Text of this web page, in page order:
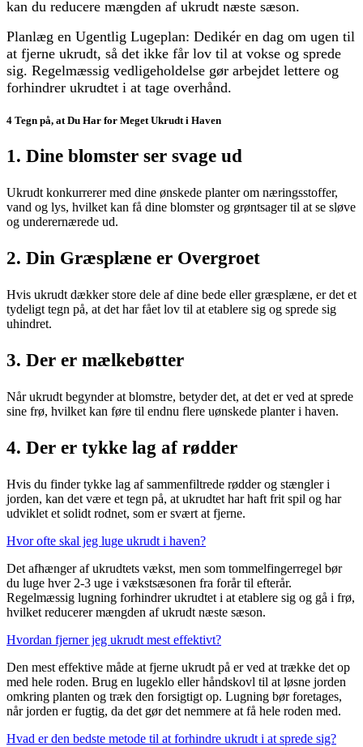
kan du reducere mængden af ukrudt næste sæson.
Planlæg en Ugentlig Lugeplan: Dedikér en dag om ugen til
at fjerne ukrudt, så det ikke får lov til at vokse og sprede
sig. Regelmæssig vedligeholdelse gør arbejdet lettere og
forhindrer ukrudtet i at tage overhånd.
4 Tegn på, at Du Har for Meget Ukrudt i Haven
1. Dine blomster ser svage ud
Ukrudt konkurrerer med dine ønskede planter om næringsstoffer,
vand og lys, hvilket kan få dine blomster og grøntsager til at se sløve
og underernærede ud.
2. Din Græsplæne er Overgroet
Hvis ukrudt dækker store dele af dine bede eller græsplæne, er det et
tydeligt tegn på, at det har fået lov til at etablere sig og sprede sig
uhindret.
3. Der er mælkebøtter
Når ukrudt begynder at blomstre, betyder det, at det er ved at sprede
sine frø, hvilket kan føre til endnu flere uønskede planter i haven.
4. Der er tykke lag af rødder
Hvis du finder tykke lag af sammenfiltrede rødder og stængler i
jorden, kan det være et tegn på, at ukrudtet har haft frit spil og har
udviklet et solidt rodnet, som er svært at fjerne.
Hvor ofte skal jeg luge ukrudt i haven?
Det afhænger af ukrudtets vækst, men som tommelfingerregel bør
du luge hver 2-3 uge i vækstsæsonen fra forår til efterår.
Regelmæssig lugning forhindrer ukrudtet i at etablere sig og gå i frø,
hvilket reducerer mængden af ukrudt næste sæson.
Hvordan fjerner jeg ukrudt mest effektivt?
Den mest effektive måde at fjerne ukrudt på er ved at trække det op
med hele roden. Brug en lugeklo eller håndskovl til at løsne jorden
omkring planten og træk den forsigtigt op. Lugning bør foretages,
når jorden er fugtig, da det gør det nemmere at få hele roden med.
Hvad er den bedste metode til at forhindre ukrudt i at sprede sig?